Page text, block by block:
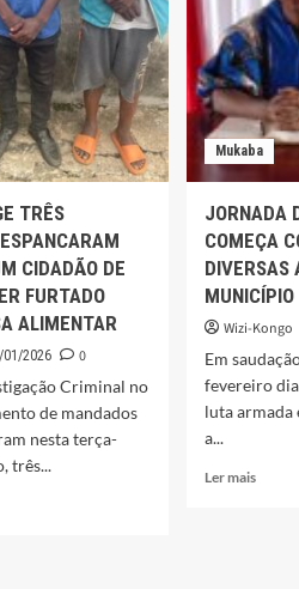
TRÊS
CIDADÃO DE
FURTADO
ALIMENTAR
01/2026
0
Criminal no
de mandados
nesta terça-
três...
Mukaba
JORNADA
COMEÇA
DIVERSAS
Wizi-Kongo
Em
fevereiro
luta armada
a...
Ler maisLeia